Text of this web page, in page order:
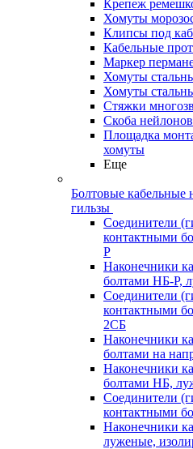
Крепеж
Хомуты
Клипсы под
Кабельные
Маркер
Хомуты
Хомуты
Стяжки
Скоба
Площадка
хомуты
Еще
Болтовые кабельные
гильзы
Соединители
контактными
Р
Наконечники
болтами НБ-Р,
Соединители
контактными
2СБ
Наконечники
болтами на
Наконечники
болтами НБ,
Соединители
контактными
Наконечники
луженые,